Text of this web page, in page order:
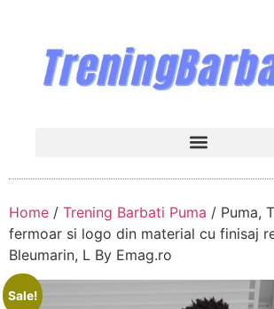
Home / Trening Barbati Puma / Puma,
fermoar si logo din material cu finisaj
Bleumarin, L By Emag.ro
Sale!